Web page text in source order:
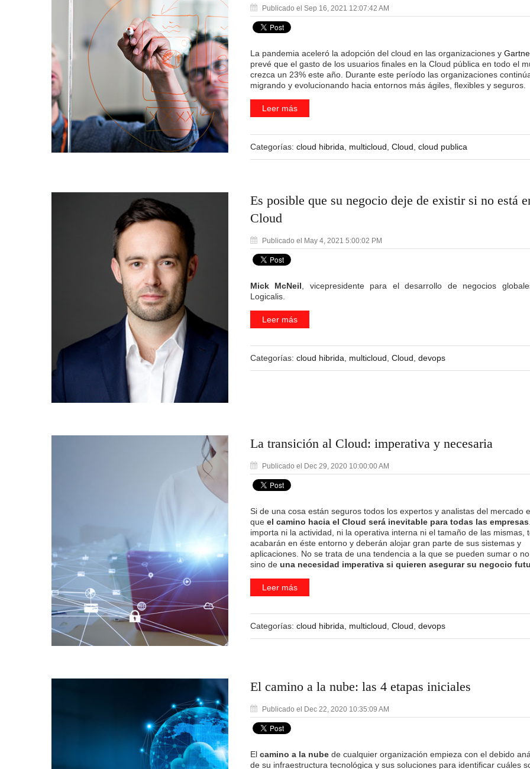
Publicado el Sep 16, 2021 12:07:42 AM
La pandemia aceleró la adopción del cloud en las organizaciones y
prevé que el gasto de los usuarios finales en la Cloud pública en todo el
crezca un 23% este año. Durante este período las organizaciones
migrando y evolucionando hacia entornos más ágiles, flexibles y seguros.
Leer más
Categorías: cloud hibrida multicloud Cloud cloud publica
Es posible que su negocio deje de existir si no está
Cloud
Publicado el May 4, 2021 5:00:02 PM
Mick McNeil, vicepresidente para el desarrollo de negocios
Logicalis.
Leer más
Categorías: cloud hibrida, multicloud, Cloud, devops
La transición al Cloud: imperativa y necesaria
Publicado el Dec 29, 2020 10:00:00 AM
Si de una cosa están seguros todos los expertos y analistas del mercado
que el camino hacia el Cloud será inevitable para todas las empresas
importa ni la actividad, ni la operativa interna ni el tamaño de las mismas,
acabarán en éste entorno y deberán alojar gran parte de sus sistemas y
aplicaciones. No se trata de una tendencia a la que se pueden sumar o
sino de una necesidad imperativa si quieren asegurar su negocio
Leer más
Categorías: cloud hibrida, multicloud, Cloud, devops
El camino a la nube: las 4 etapas iniciales
Publicado el Dec 22, 2020 10:35:09 AM
El camino a la nubede cualquier organización empieza con el debido
de su infraestructura tecnológica y sus soluciones para identificar cuáles